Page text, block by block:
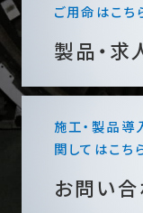
ご用命はこち
製品・求
施工・製品導
関してはこち
お問い合